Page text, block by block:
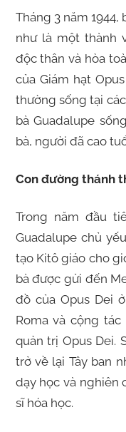
Tháng 3 năm 1944,
như là một thành
độc thân và hòa
của Giám hạt
thường sống tại
bà Guadalupe
bà, người đã cao
Con đường thánh
Trong năm đầu
Guadalupe chủ
tạo Kitô giáo cho
bà được gửi đến
đồ của Opus Dei
Roma và cộng
quản trị Opus Dei.
trở về lại Tây ban
dạy học và nghiên
sĩ hóa học.